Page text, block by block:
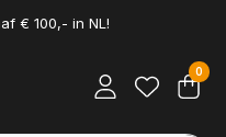
€ 100,- in NL!
0